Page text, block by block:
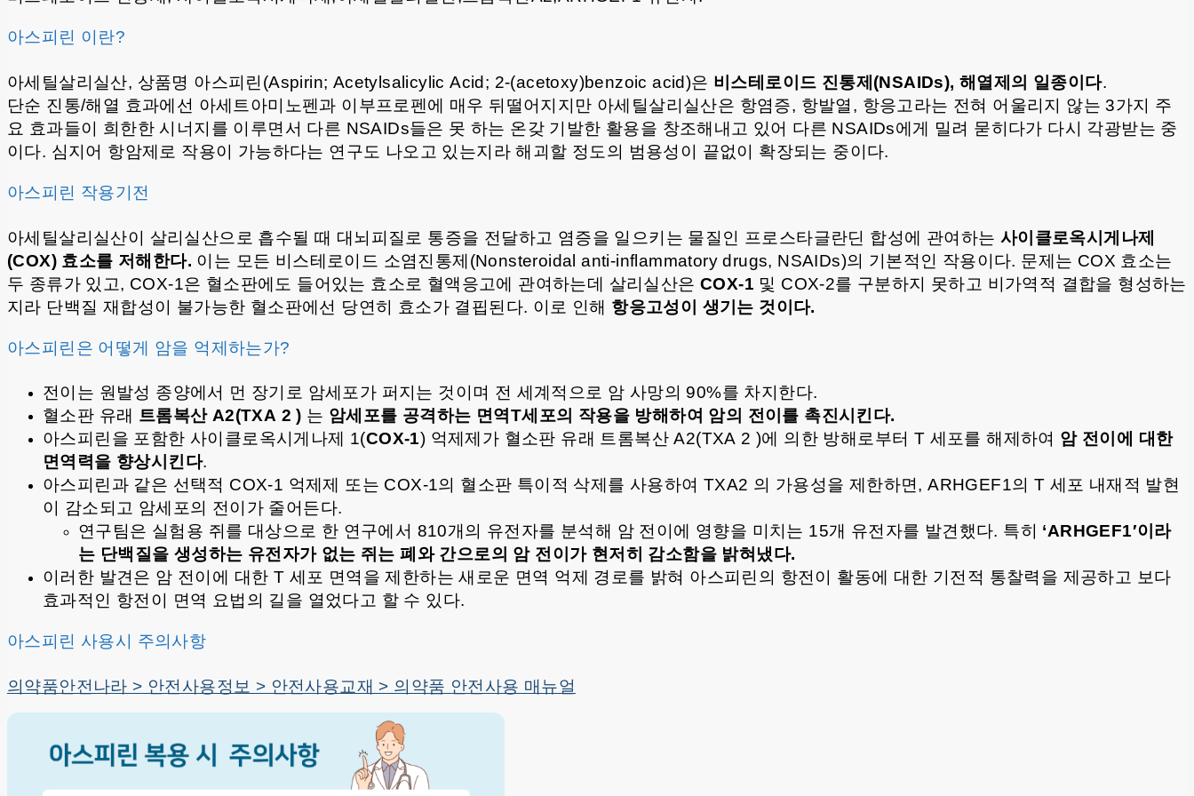
아스피린 이란?
아세틸살리실산, 상품명 아스피린(Aspirin; Acetylsalicylic Acid; 2-(acetoxy)benzoic acid)은 비스테로이드 진통제(NSAIDs), 해열제의 일종이다.
단순 진통/해열 효과에선 아세트아미노펜과 이부프로펜에 매우 뒤떨어지지만 아세틸살리실산은 항염증, 항발열, 항응고라는 전혀 어울리지 않는 3가지 주
요 효과들이 희한한 시너지를 이루면서 다른 NSAIDs들은 못 하는 온갖 기발한 활용을 창조해내고 있어 다른 NSAIDs에게 밀려 묻히다가 다시 각광받는 중
이다. 심지어 항암제로 작용이 가능하다는 연구도 나오고 있는지라 해괴할 정도의 범용성이 끝없이 확장되는 중이다.
아스피린 작용기전
아세틸살리실산이 살리실산으로 흡수될 때 대뇌피질로 통증을 전달하고 염증을 일으키는 물질인 프로스타글란딘 합성에 관여하는 사이클로옥시게나제
(COX) 효소를 저해한다. 이는 모든 비스테로이드 소염진통제(Nonsteroidal anti-inflammatory drugs, NSAIDs)의 기본적인 작용이다. 문제는 COX 효소는
두 종류가 있고, COX-1은 혈소판에도 들어있는 효소로 혈액응고에 관여하는데 살리실산은 COX-1 및 COX-2를 구분하지 못하고 비가역적 결합을 형성하는
지라 단백질 재합성이 불가능한 혈소판에선 당연히 효소가 결핍된다. 이로 인해 항응고성이 생기는 것이다.
아스피린은 어떻게 암을 억제하는가?
전이는 원발성 종양에서 먼 장기로 암세포가 퍼지는 것이며 전 세계적으로 암 사망의 90%를 차지한다.
혈소판 유래 트롬복산 A2(TXA 2 ) 는 암세포를 공격하는 면역T세포의 작용을 방해하여 암의 전이를 촉진시킨다.
아스피린을 포함한 사이클로옥시게나제 1(COX-1) 억제제가 혈소판 유래 트롬복산 A2(TXA 2 )에 의한 방해로부터 T 세포를 해제하여 암 전이에 대한
면역력을 향상시킨다.
아스피린과 같은 선택적 COX-1 억제제 또는 COX-1의 혈소판 특이적 삭제를 사용하여 TXA2 의 가용성을 제한하면, ARHGEF1의 T 세포 내재적 발현
이 감소되고 암세포의 전이가 줄어든다.
연구팀은 실험용 쥐를 대상으로 한 연구에서 810개의 유전자를 분석해 암 전이에 영향을 미치는 15개 유전자를 발견했다. 특히 ‘ARHGEF1′이라
는 단백질을 생성하는 유전자가 없는 쥐는 폐와 간으로의 암 전이가 현저히 감소함을 밝혀냈다.
이러한 발견은 암 전이에 대한 T 세포 면역을 제한하는 새로운 면역 억제 경로를 밝혀 아스피린의 항전이 활동에 대한 기전적 통찰력을 제공하고 보다
효과적인 항전이 면역 요법의 길을 열었다고 할 수 있다.
아스피린 사용시 주의사항
의약품안전나라 > 안전사용정보 > 안전사용교재 > 의약품 안전사용 매뉴얼